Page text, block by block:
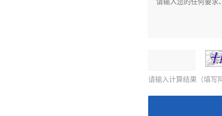
请输入计算结果（填写